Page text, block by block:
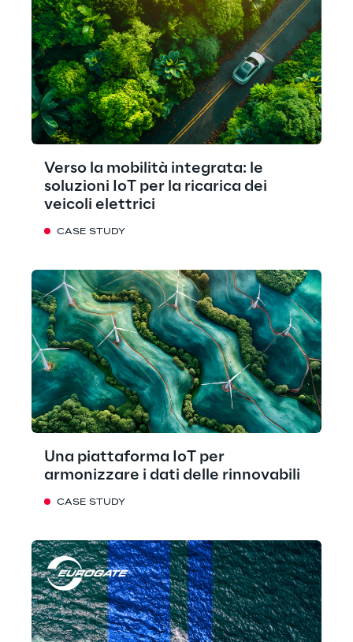
Verso la mobilità integrata: le
soluzioni IoT per la ricarica dei
veicoli elettrici
CASE STUDY
Una piattaforma IoT per
armonizzare i dati delle rinnovabili
CASE STUDY